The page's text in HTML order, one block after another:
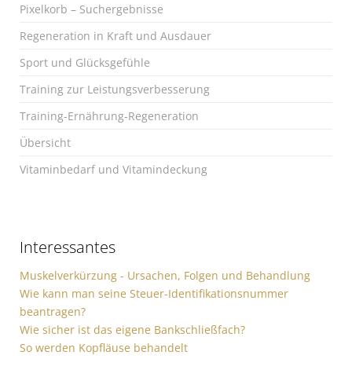
Pixelkorb – Suchergebnisse
Regeneration in Kraft und Ausdauer
Sport und Glücksgefühle
Training zur Leistungsverbesserung
Training-Ernährung-Regeneration
Übersicht
Vitaminbedarf und Vitamindeckung
Interessantes
Muskelverkürzung - Ursachen, Folgen und Behandlung
Wie kann man seine Steuer-Identifikationsnummer
beantragen?
Wie sicher ist das eigene Bankschließfach?
So werden Kopfläuse behandelt